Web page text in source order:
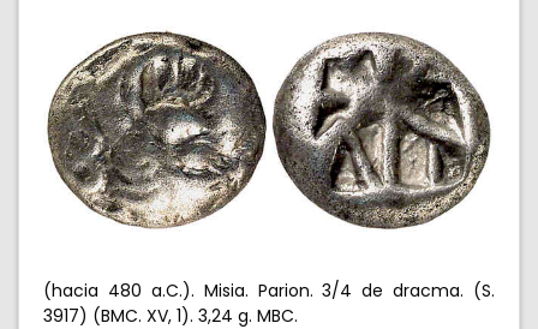
(hacia 480 a.C.). Misia. Parion. 3/4 de dracma. (S.
3917) (BMC. XV, 1). 3,24 g. MBC.